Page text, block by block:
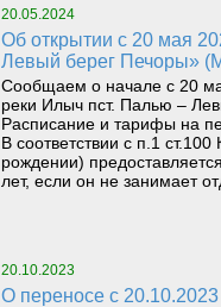
20.05.2024
Об открытии с 20 мая 2024 г. навигации на паромном маршруте «Правый берег реки Илыч пст. Усть-Илыч – Левый берег реки Илыч пст. Палью –
Левый берег Печоры»
Сообщаем о начале с 20
реки Илыч пст. Палью –
Расписание и тарифы на
В соответствии с п.1
рождении)
лет, если он не занимает
20.10.2023
О переносе с